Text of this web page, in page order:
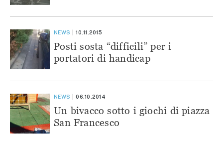
NEWS 10.11.2015
Posti sosta “difficili” per i
portatori di handicap
NEWS 06.10.2014
Un bivacco sotto i giochi di piazza
San Francesco